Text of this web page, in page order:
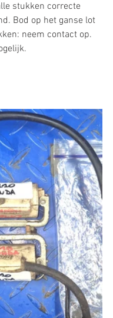
stukken correcte
Bod op het ganse lot
neem contact op.